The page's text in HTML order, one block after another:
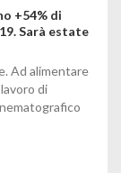
+54% di
Sarà estate
Ad alimentare
di